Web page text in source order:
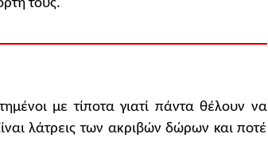
τους.
με τίποτα γιατί πάντα θέλουν να
λάτρεις των ακριβών δώρων και ποτέ